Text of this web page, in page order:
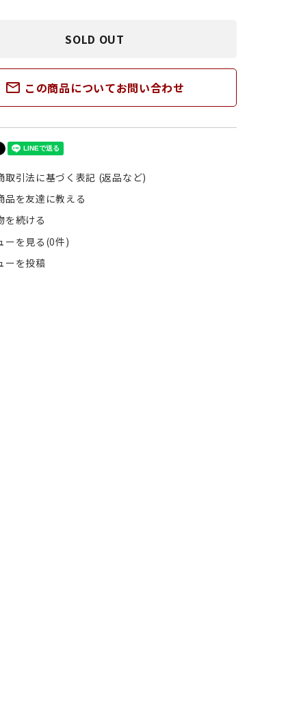
SOLD OUT
mail_outline この商品についてお問い合わせ
取引法に基づく表記 (返品など)
品を友達に教える
を続ける
ーを見る(0件)
ーを投稿